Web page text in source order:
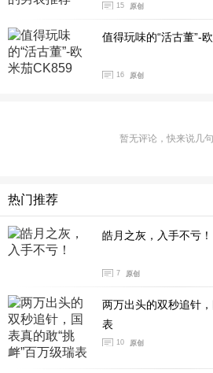
表背经过抛光处理，饰有2026年
徽章图案，彰显了腕表的特别版身
冬奥会的致敬，也为腕表增添了收
欧米茄8807至臻天文台机芯，这
量研究院（METAS）核准的至
度、防磁性和整体性能方面均达到
具备55小时动力储存，并采用欧
统，确保腕表在复杂环境下的稳定
15 原创
值得玩味的“活古董”-
16 原创
暂无评论，快来说几句
热门推荐
皓月之灰，入手不亏！
7 原创
两万出头的双秒追针
表
10 原创